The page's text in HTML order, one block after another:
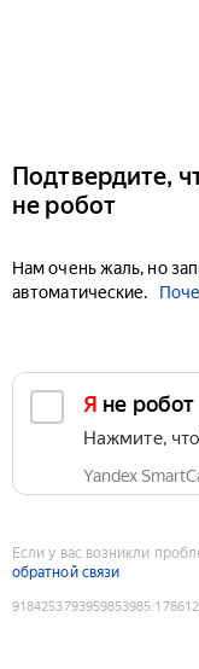
Подтвердите,
не робот
Нам очень жаль, но
автоматические.
Я не робот
Нажмите,
Yandex
Если у вас возникли
обратной связи
9184253793959853985: